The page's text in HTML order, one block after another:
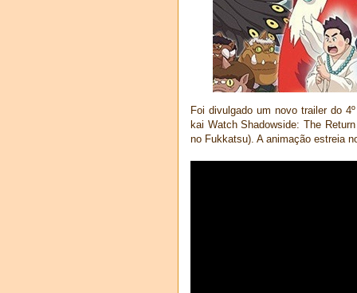
Foi divulgado um novo trailer do
kai Watch Shadowside: The
no Fukkatsu). A animação estreia